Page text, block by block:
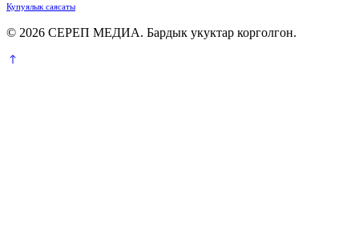
Купуялык саясаты
© 2026 СЕРЕП МЕДИА. Бардык укуктар корголгон.